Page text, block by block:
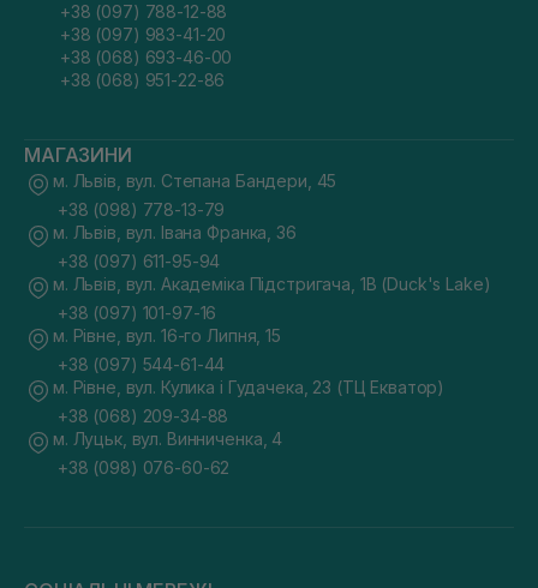
+38 (097) 788-12-88
+38 (097) 983-41-20
+38 (068) 693-46-00
+38 (068) 951-22-86
МАГАЗИНИ
м. Львів, вул. Степана Бандери, 45
+38 (098) 778-13-79
м. Львів, вул. Івана Франка, 36
+38 (097) 611-95-94
м. Львів, вул. Академіка Підстригача, 1В (Duck's Lake)
+38 (097) 101-97-16
м. Рівне, вул. 16-го Липня, 15
+38 (097) 544-61-44
м. Рівне, вул. Кулика і Гудачека, 23 (ТЦ Екватор)
+38 (068) 209-34-88
м. Луцьк, вул. Винниченка, 4
+38 (098) 076-60-62